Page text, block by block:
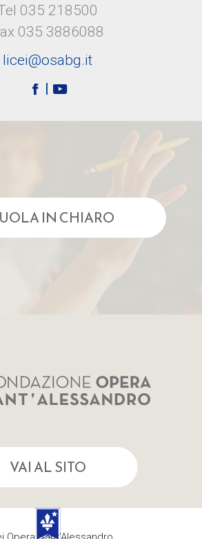
035 218500
035 3886088
licei@osabg.it
IN CHIARO
VAI AL SITO